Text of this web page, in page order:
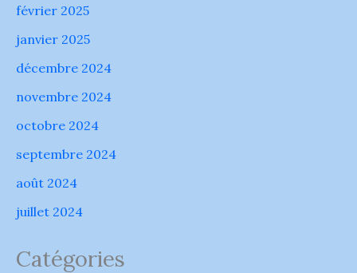
février 2025
janvier 2025
décembre 2024
novembre 2024
octobre 2024
septembre 2024
août 2024
juillet 2024
Catégories